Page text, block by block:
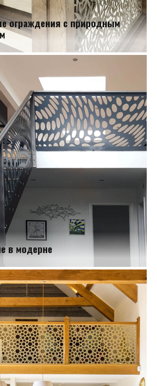
с природным орнаментом
ограждения с природным
в модерне